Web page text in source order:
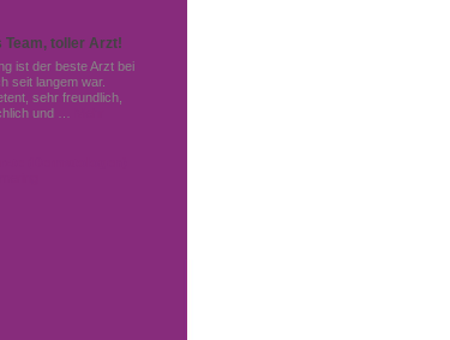
Team, toller Arzt!
ist der beste Arzt bei
seit langem war.
sehr freundlich,
und …